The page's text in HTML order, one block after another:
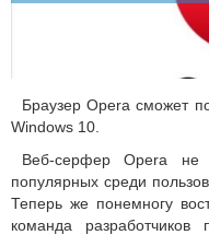
Браузер Opera сможет
Windows 10.
Веб-серфер Opera
популярных среди
Теперь же понемногу
команда разработчиков